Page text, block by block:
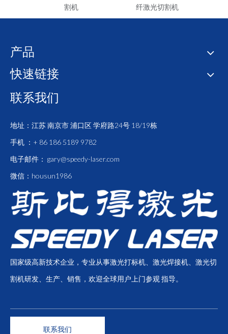
割机
纤激光切割机
产品
快速链接
联系我们
地址：江苏 南京市 浦口区 学府路24号 18/19栋
手机 ：+ 86 186 5189 9782
电子邮件： gary@speedy-laser.com
微信：housun1986
国家级高新技术企业，专业从事激光打标机、激光焊接机、激光切
割机研发、生产、销售，欢迎全球用户上门参观 指导。
联系我们